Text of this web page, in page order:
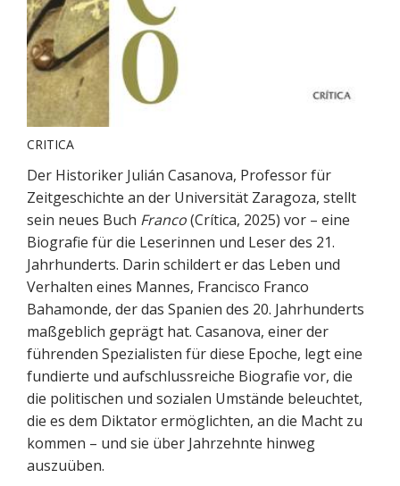
CRITICA
Der Historiker Julián Casanova, Professor für
Zeitgeschichte an der Universität Zaragoza, stellt
sein neues Buch Franco(Crítica, 2025) vor – eine
Biografie für die Leserinnen und Leser des 21.
Jahrhunderts. Darin schildert er das Leben und
Verhalten eines Mannes, Francisco Franco
Bahamonde, der das Spanien des 20. Jahrhunderts
maßgeblich geprägt hat. Casanova, einer der
führenden Spezialisten für diese Epoche, legt eine
fundierte und aufschlussreiche Biografie vor, die
die politischen und sozialen Umstände beleuchtet,
die es dem Diktator ermöglichten, an die Macht zu
kommen – und sie über Jahrzehnte hinweg
auszuüben.